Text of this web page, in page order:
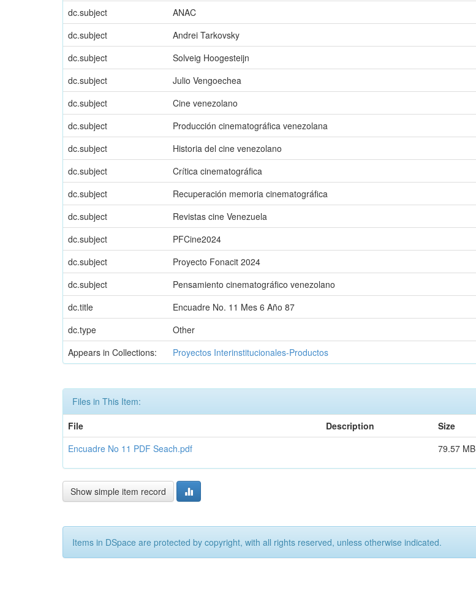
dc.subject
ANAC
dc.subject
Andrei Tarkovsky
dc.subject
Solveig Hoogesteijn
dc.subject
Julio Vengoechea
dc.subject
Cine venezolano
dc.subject
Producción cinematográfica venezolana
dc.subject
Historia del cine venezolano
dc.subject
Crítica cinematográfica
dc.subject
Recuperación memoria cinematográfica
dc.subject
Revistas cine Venezuela
dc.subject
PFCine2024
dc.subject
Proyecto Fonacit 2024
dc.subject
Pensamiento cinematográfico venezolano
dc.title
Encuadre No. 11 Mes 6 Año 87
dc.type
Other
Appears in Collections:
Proyectos Interinstitucionales-Productos
Files in This Item:
File
Description Size
Encuadre No 11 PDF Seach.pdf
79.57 MB
Show simple item record
Items in DSpace are protected by copyright, with all rights reserved, unless otherwise indicated.